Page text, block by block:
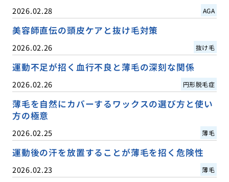
2026.02.28 AGA
美容師直伝の頭皮ケアと抜け毛対策
2026.02.26 抜け毛
運動不足が招く血行不良と薄毛の深刻な関係
2026.02.26 円形脱毛症
薄毛を自然にカバーするワックスの選び方と使い
方の極意
2026.02.25 薄毛
運動後の汗を放置することが薄毛を招く危険性
2026.02.23 薄毛